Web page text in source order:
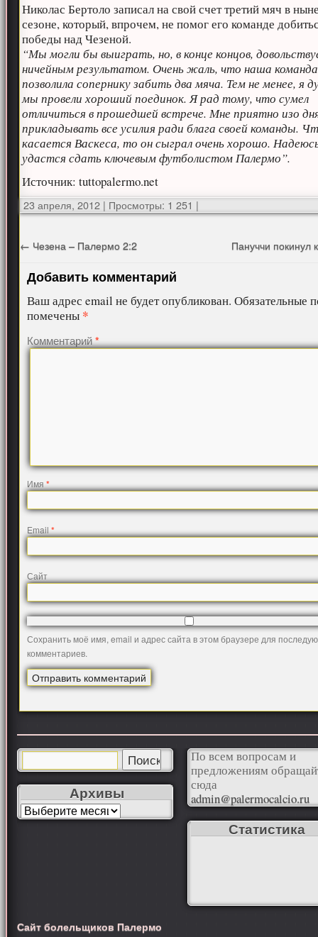
Николас Бертоло записал на свой счет третий мяч в
сезоне, который, впрочем, не помог его команде
победы над Чезеной.
“Мы могли бы выиграть, но, в конце концов,
ничейным результатом. Очень жаль, что наша команда
позволила сопернику забить два мяча. Тем не менее, я
мы провели хороший поединок. Я рад тому, что сумел
отличиться в прошедшей встрече. Мне приятно изо
прикладывать все усилия ради блага своей команды.
касается Васкеса, то он сыграл очень хорошо.
удастся сдать ключевым футболистом Палермо”.
Источник: tuttopalermo.net
23 апреля, 2012 | Просмотры: 1 251 |
← Чезена – Палермо 2:2 Пануччи покинул
Добавить комментарий
Ваш адрес email не будет опубликован. Обязательные
помечены *
Комментарий*
Имя*
Email*
Сайт
Сохранить моё имя, email и адрес сайта в этом браузере для
комментариев.
Архивы
По всем вопросам и
предложениям
сюда
admin@palermocalcio.ru
Статистика
Сайт болельщиков Палермо